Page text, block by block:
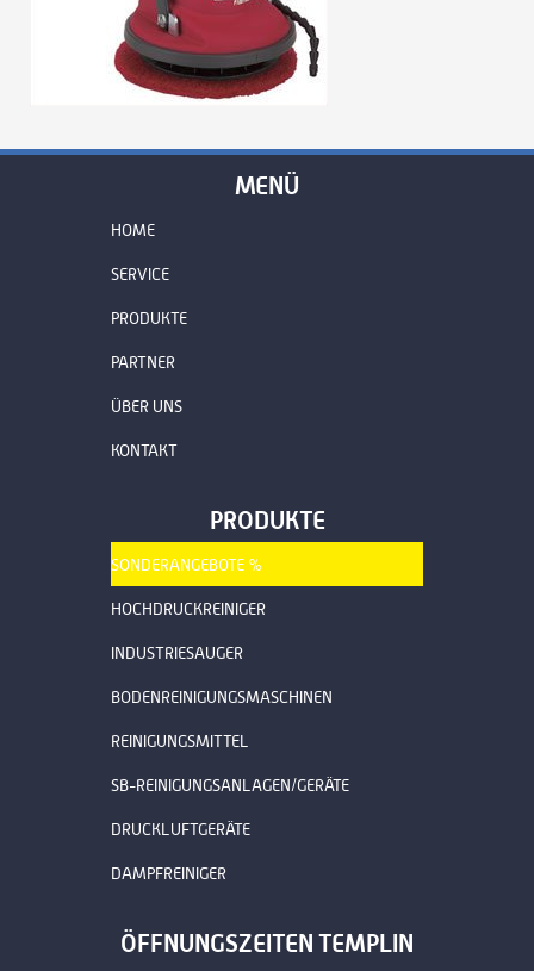
MENÜ
HOME
SERVICE
PRODUKTE
PARTNER
ÜBER UNS
KONTAKT
PRODUKTE
SONDERANGEBOTE %
HOCHDRUCKREINIGER
INDUSTRIESAUGER
BODENREINIGUNGSMASCHINEN
REINIGUNGSMITTEL
SB-REINIGUNGSANLAGEN/GERÄTE
DRUCKLUFTGERÄTE
DAMPFREINIGER
ÖFFNUNGSZEITEN TEMPLIN